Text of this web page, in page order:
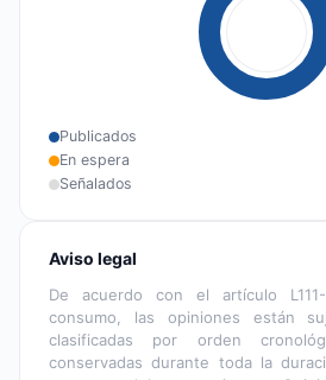
Publicados
En espera
Señalados
Aviso legal
De acuerdo con el artículo
consumo, las opiniones están
clasificadas por orden
conservadas durante toda la